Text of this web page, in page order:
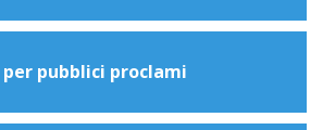
pubblici proclami